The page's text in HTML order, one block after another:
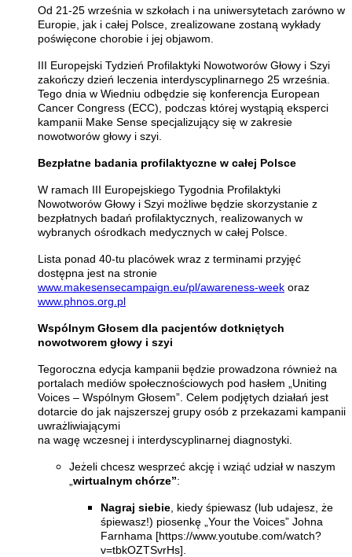
Od 21-25 września w szkołach i na uniwersytetach zarówno w
Europie, jak i całej Polsce, zrealizowane zostaną wykłady
poświęcone chorobie i jej objawom.
III Europejski Tydzień Profilaktyki Nowotworów Głowy i Szyi
zakończy dzień leczenia interdyscyplinarnego 25 września.
Tego dnia w Wiedniu odbędzie się konferencja European
Cancer Congress (ECC), podczas której wystąpią eksperci
kampanii Make Sense specjalizujący się w zakresie
nowotworów głowy i szyi.
Bezpłatne badania profilaktyczne w całej Polsce
W ramach III Europejskiego Tygodnia Profilaktyki
Nowotworów Głowy i Szyi możliwe będzie skorzystanie z
bezpłatnych badań profilaktycznych, realizowanych w
wybranych ośrodkach medycznych w całej Polsce.
Lista ponad 40-tu placówek wraz z terminami przyjęć
dostępna jest na stronie
www. makesensecampaign eu/pl/awareness-week oraz
www. phnos org pl
Wspólnym Głosem dla pacjentów dotkniętych
nowotworem głowy i szyi
Tegoroczna edycja kampanii będzie prowadzona również na
portalach mediów społecznościowych pod hasłem „Uniting
Voices – Wspólnym Głosem”. Celem podjętych działań jest
dotarcie do jak najszerszej grupy osób z przekazami kampanii
uwrażliwiającymi
na wagę wczesnej i interdyscyplinarnej diagnostyki.
Jeżeli chcesz wesprzeć akcję i wziąć udział w naszym
wirtualnym chórze”:
Nagraj siebie , kiedy śpiewasz (lub udajesz, że
śpiewasz!) piosenkę „Your the Voices” Johna
Farnhama [https://www.youtube.com/watch?
v=tbkOZTSvrHs].